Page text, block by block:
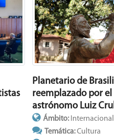
Planetario de
reemplazado por
astrónomo Luiz
Ámbito: Internacional
Temática:Cultura